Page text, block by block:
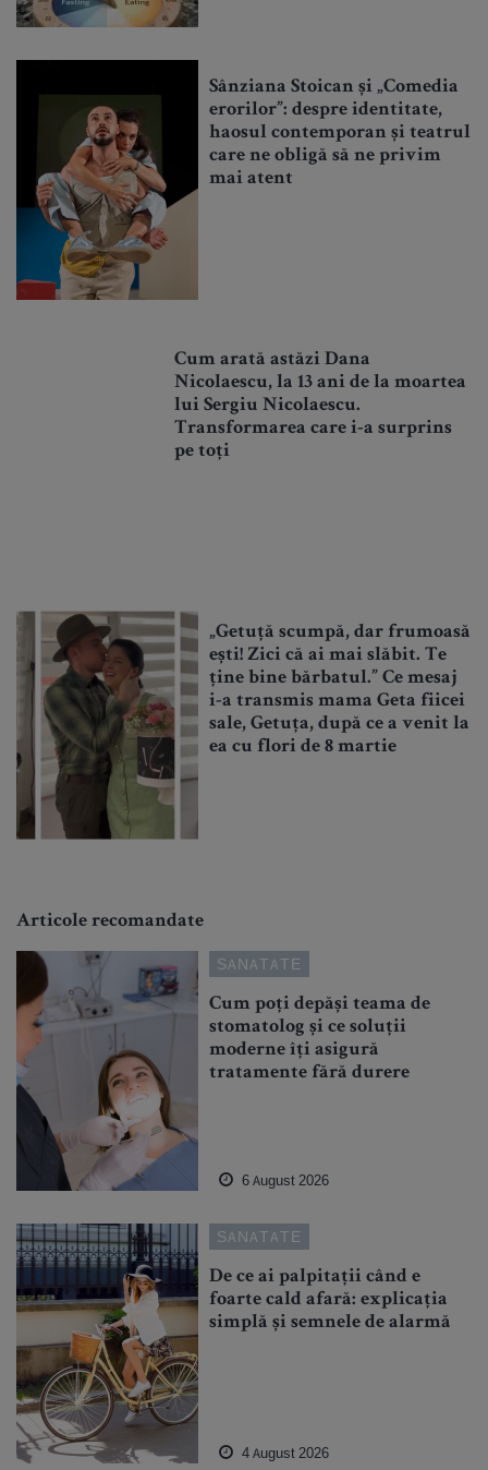
Sânziana Stoican și „Comedia
erorilor”: despre identitate,
haosul contemporan și teatrul
care ne obligă să ne privim
mai atent
Cum arată astăzi Dana
Nicolaescu, la 13 ani de la moartea
lui Sergiu Nicolaescu.
Transformarea care i-a surprins
pe toți
„Getuță scumpă, dar frumoasă
ești! Zici că ai mai slăbit. Te
ține bine bărbatul.” Ce mesaj
i-a transmis mama Geta fiicei
sale, Getuța, după ce a venit la
ea cu flori de 8 martie
Articole recomandate
SANATATE
Cum poți depăși teama de
stomatolog și ce soluții
moderne îți asigură
tratamente fără durere
6 August 2026
SANATATE
De ce ai palpitații când e
foarte cald afară: explicația
simplă și semnele de alarmă
4 August 2026